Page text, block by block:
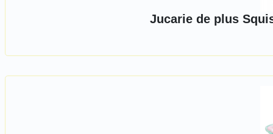
Jucarie de plus